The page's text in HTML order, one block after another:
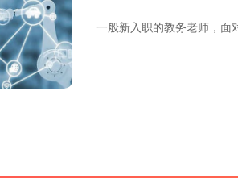
一般新入职的教务老师，面